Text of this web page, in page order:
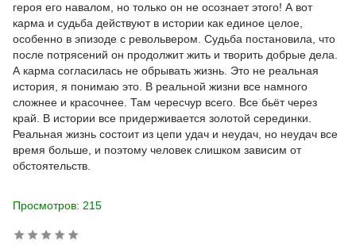
героя его навалом, но только он не осознает этого! А вот
карма и судьба действуют в истории как единое целое,
особенно в эпизоде с револьвером. Судьба постановила, что
после потрясений он продолжит жить и творить добрые дела.
А карма согласилась не обрывать жизнь. Это не реальная
история, я понимаю это. В реальной жизни все намного
сложнее и красочнее. Там чересчур всего. Все бьёт через
край. В истории все придерживается золотой серединки.
Реальная жизнь состоит из цепи удач и неудач, но неудач все
время больше, и поэтому человек слишком зависим от
обстоятельств.
Просмотров: 215